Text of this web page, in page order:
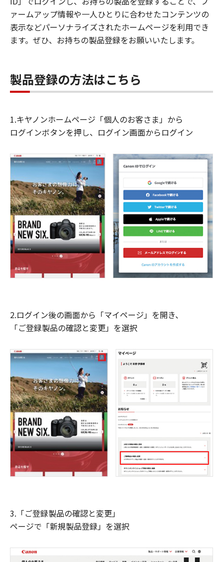
ァームアップ情報や一人ひとりに合わせたコンテンツの
表示などパーソナライズされたホームページを利用でき
ます。ぜひ、お持ちの製品登録をお願いいたします。
製品登録の方法はこちら
1.キヤノンホームページ「個人のお客さま」から
ログインボタンを押し、ログイン画面からログイン
2.ログイン後の画面から「マイページ」を開き、
「ご登録製品の確認と変更」を選択
3.「ご登録製品の確認と変更」
ページで「新規製品登録」を選択